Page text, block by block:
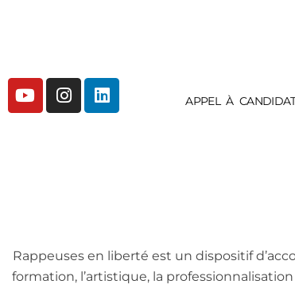
APPEL À
Rappeuses en liberté est un dispositif